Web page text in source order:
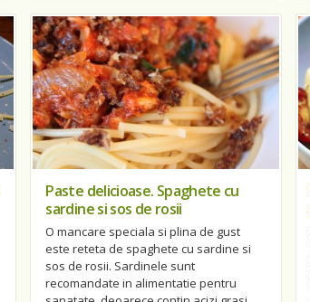
Paste delicioase. Spaghete cu
sardine si sos de rosii
O mancare speciala si plina de gust
este reteta de spaghete cu sardine si
sos de rosii. Sardinele sunt
recomandate in alimentatie pentru